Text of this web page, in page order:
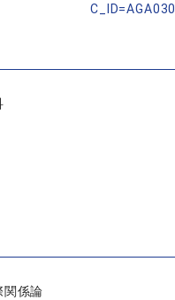
C_ID=AGA030
関係論